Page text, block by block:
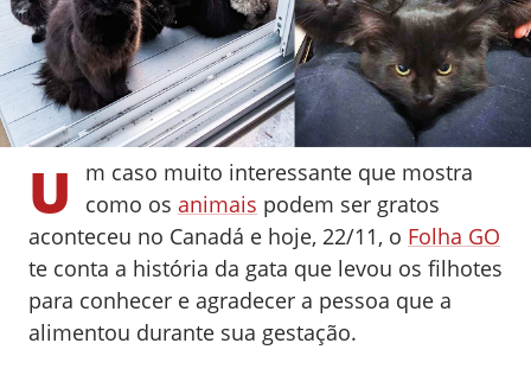
U
m caso muito interessante que mostra
como os animais podem ser gratos
aconteceu no Canadá e hoje, 22/11, o Folha GO
te conta a história da gata que levou os filhotes
para conhecer e agradecer a pessoa que a
alimentou durante sua gestação.